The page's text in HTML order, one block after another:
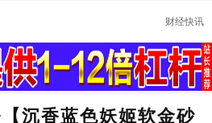
财经快讯
沉香蓝色妖姬软金砂